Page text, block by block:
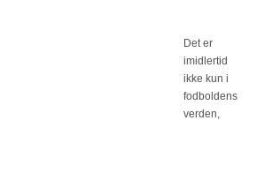
Det er
imidlertid
ikke kun i
fodboldens
verden,